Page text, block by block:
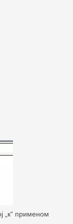
„к“ применом